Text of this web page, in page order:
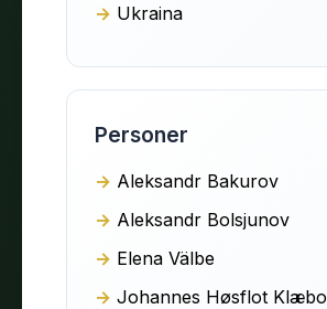
Ukraina
Personer
Aleksandr Bakurov
Aleksandr Bolsjunov
Elena Välbe
Johannes Høsflot Klæbo